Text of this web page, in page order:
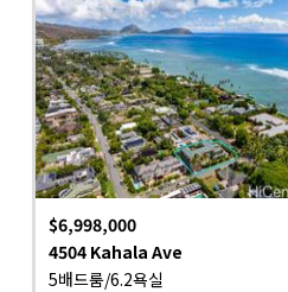
$6,998,000
4504 Kahala Ave
5배드룸/6.2욕실